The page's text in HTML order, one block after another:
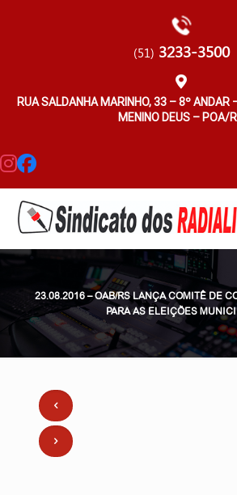
(51) 3233-3500
RUA SALDANHA MARINHO, 33 – 8º ANDAR
MENINO DEUS – POA/
23.08.2016 – OAB/RS LANÇA COMITÊ DE
PARA AS ELEIÇÕES